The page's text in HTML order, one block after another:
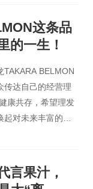
这条品
的一生！
TAKARA BELMON
传达自己的经营理
康共存，希望理发
起对未来丰富的想
画格外引人瞩
化的娃娃为主角，
言果汁，